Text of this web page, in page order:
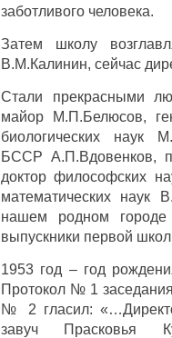
заботливого человека.
Затем школу
В.М.Калинин, сейчас
Стали прекрасными
майор М.П.Белюсов,
биологических наук
БССР А.П.Вдовенков,
доктор философских
математических наук
нашем родном городе
выпускники первой
1953 год – год
Протокол № 1
№ 2 гласил:
завуч Прасковья